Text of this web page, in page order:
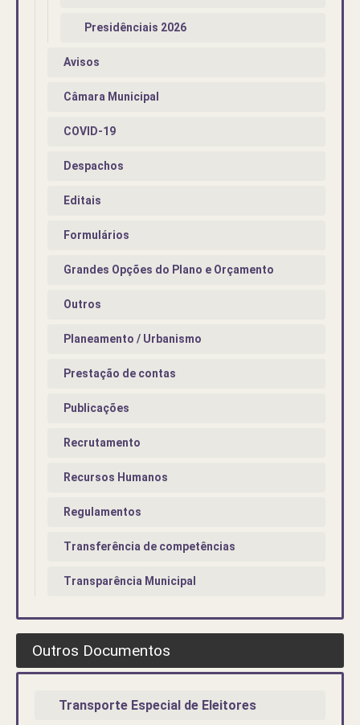
Presidênciais 2026
Avisos
Câmara Municipal
COVID-19
Despachos
Editais
Formulários
Grandes Opções do Plano e Orçamento
Outros
Planeamento / Urbanismo
Prestação de contas
Publicações
Recrutamento
Recursos Humanos
Regulamentos
Transferência de competências
Transparência Municipal
Outros Documentos
Transporte Especial de Eleitores